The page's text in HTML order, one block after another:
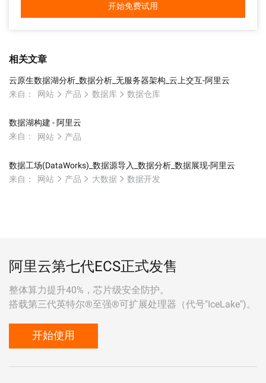
开始免费试用
相关文章
云原生数据湖分析_数据分析_无服务器架构_云上交互-阿里云
来自：
网站 产品 数据库 数据仓库
数据湖构建 - 阿里云
来自：
网站 产品
数据工场(DataWorks)_数据源导入_数据分析_数据展现-阿里云
来自：
网站 产品 大数据 数据开发
阿里云第七代ECS正式发售
整体算力提升40%，芯片级安全防护。
搭载第三代英特尔®至强®可扩展处理器（代号"IceLake")。
开始使用